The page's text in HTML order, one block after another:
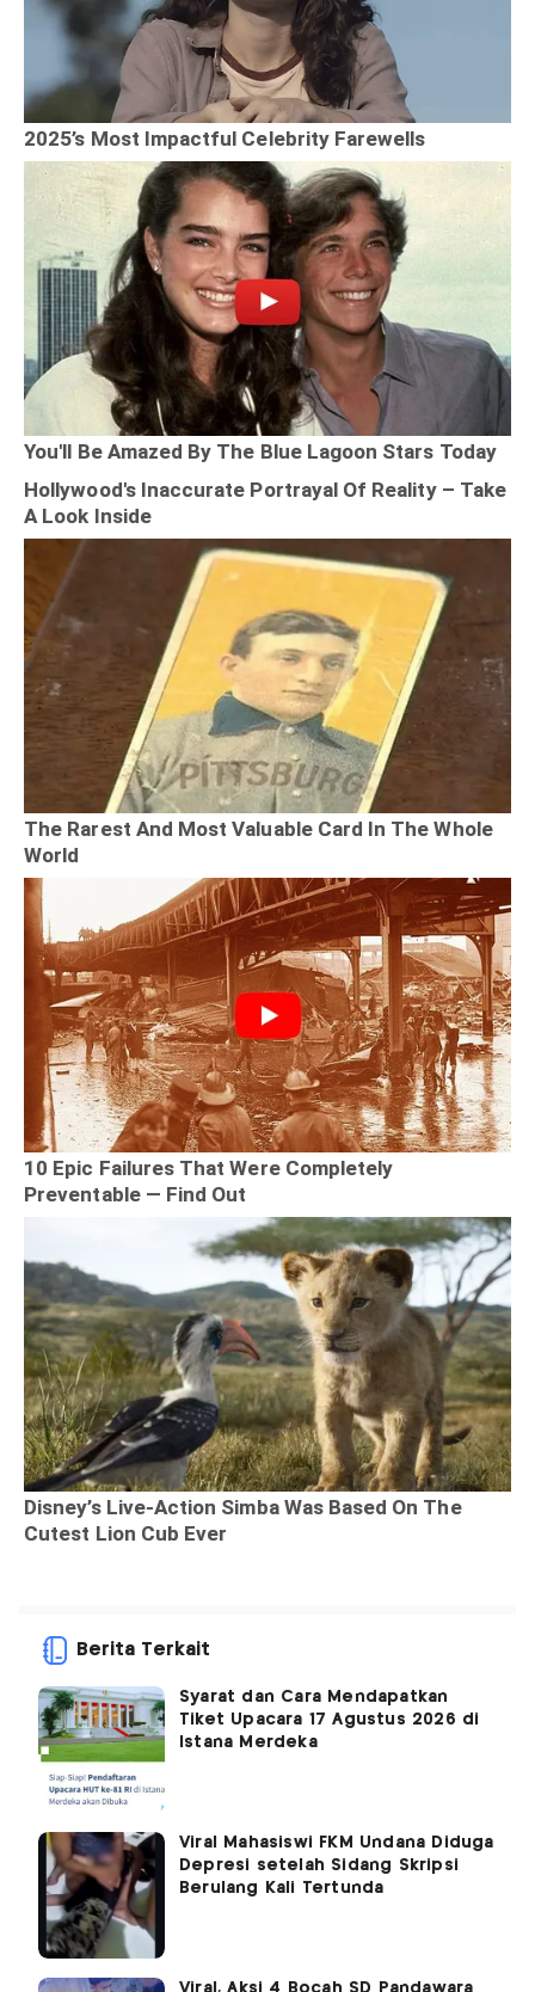
Berita Terkait
Syarat dan Cara Mendapatkan
Tiket Upacara 17 Agustus 2026 di
Istana Merdeka
Viral Mahasiswi FKM Undana Diduga
Depresi setelah Sidang Skripsi
Berulang Kali Tertunda
Viral, Aksi 4 Bocah SD Pandawara